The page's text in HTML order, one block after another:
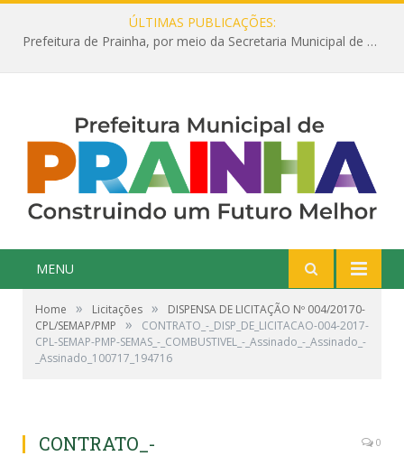
ÚLTIMAS PUBLICAÇÕES:
Prefeitura de Prainha, por meio da Secretaria Municipal de Educação, abre 354 vagas na área da Educação para 2025 com processo seletivo simplificado
MENU
Home » Licitações »
DISPENSA DE LICITAÇÃO Nº 004/20170-
CPL/SEMAP/PMP
»
CONTRATO_-_DISP_DE_LICITACAO-004-2017-
CPL-SEMAP-PMP-SEMAS_-_COMBUSTIVEL_-_Assinado_-_Assinado_-
_Assinado_100717_194716
CONTRATO_-
0